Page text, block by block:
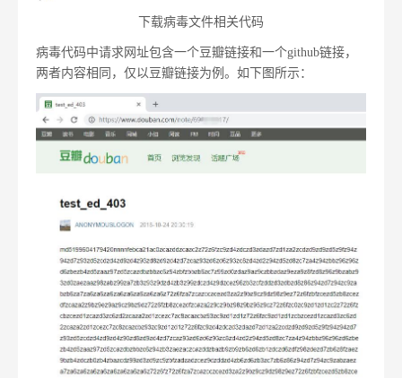
下载病毒文件相关代码
病毒代码中请求网址包含一个豆瓣链接和一个github链接，
两者内容相同，仅以豆瓣链接为例。如下图所示：